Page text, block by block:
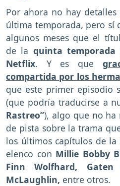
Por ahora no hay
última temporada, pero sí
algunos meses que el
de la quinta temporada
Netflix. Y es que
compartida por los
que este primer episodio
(que podría traducirse a
Rastreo”), algo que no ha
de pista sobre la trama
los últimos capítulos de
elenco con Millie Bobby
Finn Wolfhard, Gaten
McLaughlin, entre otros.